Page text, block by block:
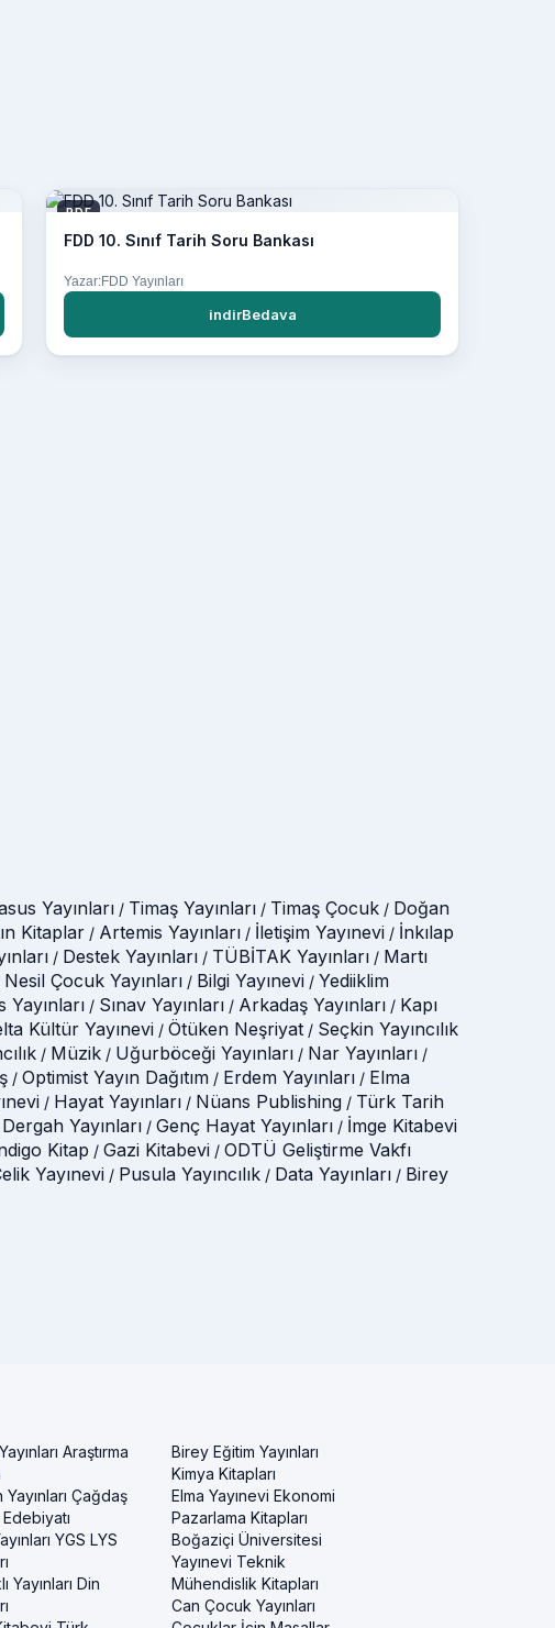
PDF
FDD 10. Sınıf Tarih Soru Bankası
Yazar:FDD Yayınları
indirBedava
Yayınları / Timaş Yayınları / Timaş Çocuk / Doğan
Kitaplar / Artemis Yayınları / İletişim Yayınevi / İnkılap
/ Destek Yayınları / TÜBİTAK Yayınları / Martı
Nesil Çocuk Yayınları / Bilgi Yayınevi / Yediiklim
Yayınları / Sınav Yayınları / Arkadaş Yayınları / Kapı
Kültür Yayınevi / Ötüken Neşriyat / Seçkin Yayıncılık
/ Müzik / Uğurböceği Yayınları / Nar Yayınları /
/ Optimist Yayın Dağıtım / Erdem Yayınları / Elma
/ Hayat Yayınları / Nüans Publishing / Türk Tarih
Dergah Yayınları / Genç Hayat Yayınları / İmge Kitabevi
Kitap / Gazi Kitabevi / ODTÜ Geliştirme Vakfı
Yayınevi / Pusula Yayıncılık / Data Yayınları / Birey
Araştırma
Yayınları Çağdaş
YGS LYS
Yayınları Din
Birey Eğitim Yayınları
Kimya Kitapları
Elma Yayınevi Ekonomi
Pazarlama Kitapları
Boğaziçi Üniversitesi
Yayınevi Teknik
Mühendislik Kitapları
Can Çocuk Yayınları